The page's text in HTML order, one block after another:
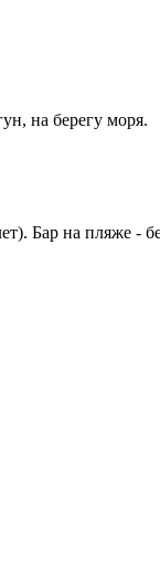
на берегу моря.
Бар на пляже